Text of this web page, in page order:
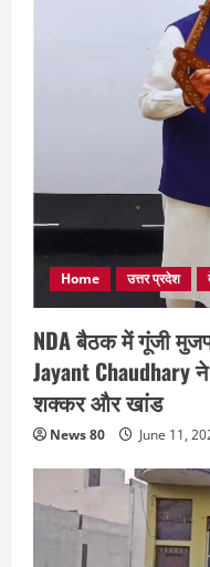
Home उत्तर प्रदेश
NDA बैठक में गूंजी
Jayant Chaudhary
शक्कर और खांड
News 80 June 11,